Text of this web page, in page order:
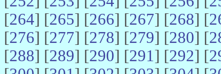
[264] [265] [266] [267] [268] [
[276] [277] [278] [279] [280] [
[288] [289] [290] [291] [292] [